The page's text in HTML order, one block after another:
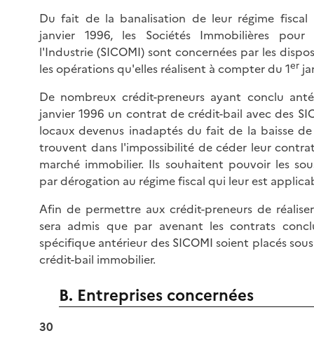
Du fait de la banalisation de leur régime
janvier 1996, les Sociétés Immobilières
l'Industrie (SICOMI) sont concernées par les
les opérations qu'elles réalisent à compter du 1er
De nombreux crédit-preneurs ayant conclu
janvier 1996 un contrat de crédit-bail avec des
locaux devenus inadaptés du fait de la baisse
trouvent dans l'impossibilité de céder leur
marché immobilier. Ils souhaitent pouvoir les
par dérogation au régime fiscal qui leur est
Afin de permettre aux crédit-preneurs de
sera admis que par avenant les contrats
spécifique antérieur des SICOMI soient placés
crédit-bail immobilier.
B. Entreprises concernées
30